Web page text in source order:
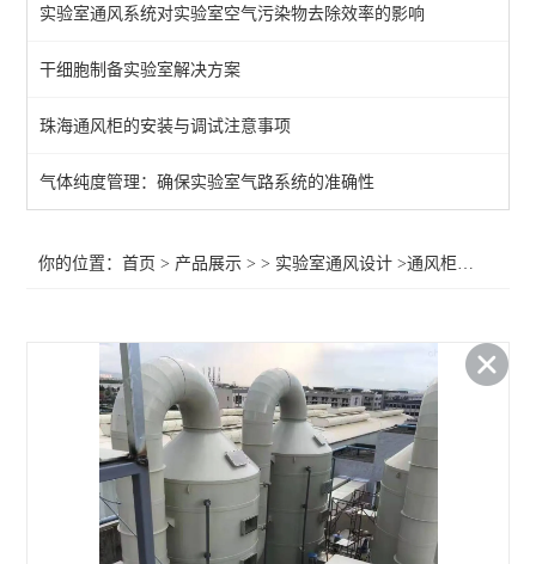
实验室通风系统对实验室空气污染物去除效率的影响
干细胞制备实验室解决方案
珠海通风柜的安装与调试注意事项
气体纯度管理：确保实验室气路系统的准确性
你的位置：首页 > 产品展示 > > 实验室通风设计 >通风柜排风规划